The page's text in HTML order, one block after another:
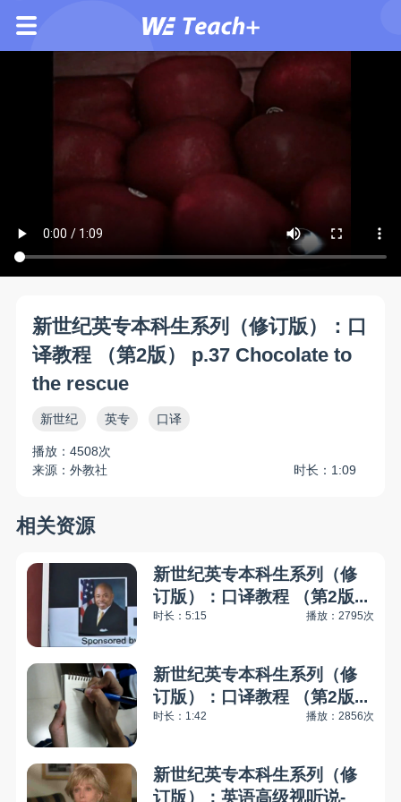
新世纪英专本科生系列（修订版）：口
译教程 （第2版） p.37 Chocolate to
the rescue
新世纪 英专 口译
播放：4508次
来源：外教社
时长：1:09
相关资源
新世纪英专本科生系列（修
订版）：口译教程 （第2版...
时长：5:15 播放：2795次
新世纪英专本科生系列（修
订版）：口译教程 （第2版...
时长：1:42 播放：2856次
新世纪英专本科生系列（修
订版）：英语高级视听说-